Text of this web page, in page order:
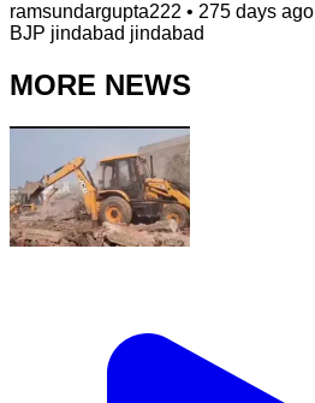
ramsundargupta222 • 275 days ago
BJP jindabad jindabad
MORE NEWS